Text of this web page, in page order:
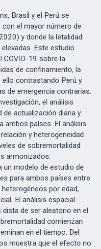
Brasil y el Perú se
el mayor número de
y donde la letalidad
Este estudio
COVID-19 sobre la
de confinamiento, la
ello contrastando Perú y
de emergencia contrarias.
el análisis
actualización diaria y
ambos países. El análisis
y heterogeneidad
de sobremortalidad
armonizados.
un modelo de estudio de
para ambos países entre
por edad,
El análisis espacial
de ser aleatorio en el
comienzan
en el tiempo. Del
muestra que el efecto no